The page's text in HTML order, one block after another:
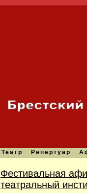
Театр Репертуар
Фестивальная
театральный